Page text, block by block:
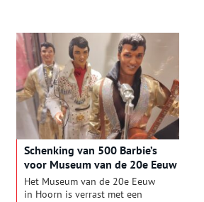
Schenking van 500 Barbie’s
voor Museum van de 20e Eeuw
Het Museum van de 20e Eeuw
in Hoorn is verrast met een